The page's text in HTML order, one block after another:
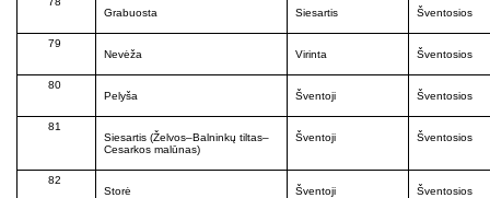
Grabuosta
Siesartis Šventosios
79
Nevėža
Virinta Šventosios
80
Pelyša
Šventoji Šventosios
81
Siesartis (Želvos–Balninkų tiltas–
Cesarkos malūnas)
Šventoji Šventosios
82
Storė
Šventoji Šventosios